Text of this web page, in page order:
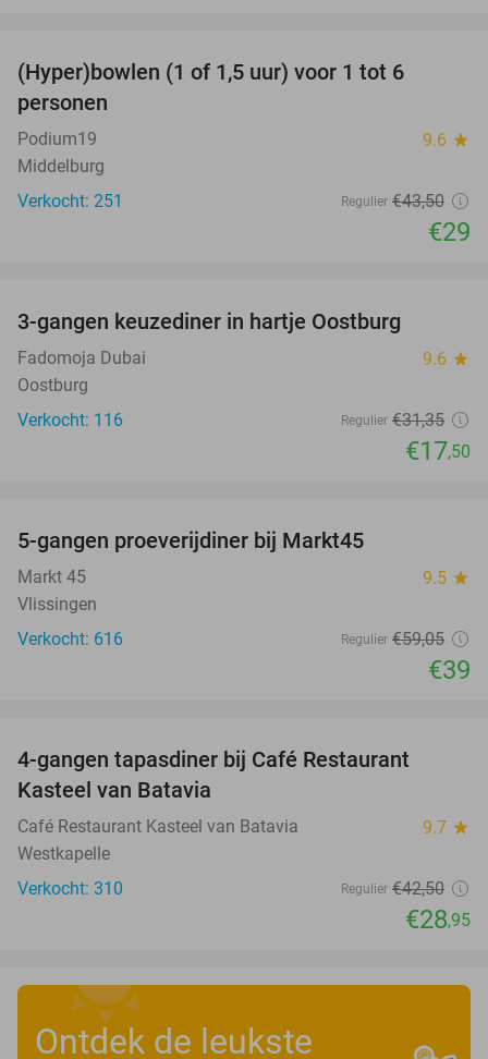
(Hyper)bowlen (1 of 1,5 uur) voor 1 tot 6
personen
Podium19 9.6 star
Middelburg
Verkocht: 251
Regulier €43,50
€29
3-gangen keuzediner in hartje Oostburg
Fadomoja Dubai 9.6 star
Oostburg
Verkocht: 116
Regulier €31,35
€17,50
5-gangen proeverijdiner bij Markt45
Markt 45 9.5 star
Vlissingen
Verkocht: 616
Regulier €59,05
€39
4-gangen tapasdiner bij Café Restaurant
Kasteel van Batavia
Café Restaurant Kasteel van Batavia 9.7 star
Westkapelle
Verkocht: 310
Regulier €42,50
€28,95
Ontdek de leukste